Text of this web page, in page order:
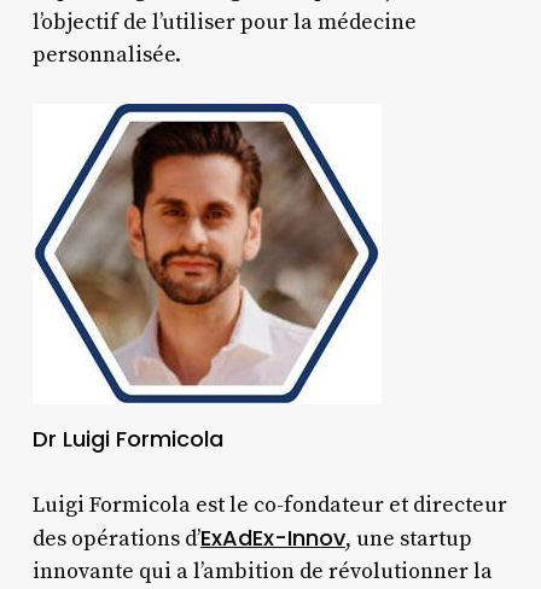
l’objectif de l’utiliser pour la médecine
personnalisée.
Dr Luigi Formicola
Luigi Formicola est le co-fondateur et directeur
des opérations d’ExAdEx-Innov, une startup
innovante qui a l’ambition de révolutionner la